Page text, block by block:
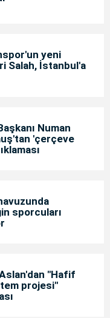
yeni
Salah, İstanbul'a
Numan
'çerçeve
sporcuları
"Hafif
projesi"